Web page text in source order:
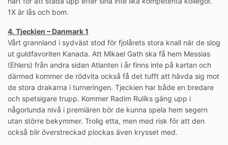
1X är lås och bom.
4. Tjeckien – Danmark 1
Vårt grannland i sydväst stod för fjolårets stora knall när de slog
ut guldfavoriten Kanada. Att Mikael Gath ska få hem Messias
(Ehlers) från andra sidan Atlanten i år finns inte på kartan och
därmed kommer de rödvita också få det tufft att hävda sig mot
de stora drakarna i turneringen. Tjeckien har både en bredare
och spetsigare trupp. Kommer Radim Rulíks gäng upp i
någorlunda nivå i premiären bör de kunna spela hem segern
utan större bekymmer. Trolig etta, men med risk för att den
också blir överstreckad plockas även krysset med.